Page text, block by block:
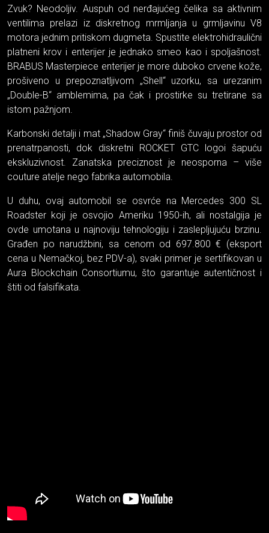
Zvuk? Neodoljiv. Auspuh od nerđajućeg čelika sa aktivnim
ventilima prelazi iz diskretnog mrmljanja u grmljavinu V8
motora jednim pritiskom dugmeta. Spustite elektrohidraulični
platneni krov i enterijer je jednako smeo kao i spoljašnost.
BRABUS Masterpiece enterijer je more duboko crvene kože,
prošiveno u prepoznatljivom „Shell“ uzorku, sa urezanim
„Double-B“ amblemima, pa čak i prostirke su tretirane sa
istom pažnjom.
Karbonski detalji i mat „Shadow Gray“ finiš čuvaju prostor od
prenatrpanosti, dok diskretni ROCKET GTC logoi šapuću
ekskluzivnost. Zanatska preciznost je neosporna – više
couture atelje nego fabrika automobila.
U duhu, ovaj automobil se osvrće na Mercedes 300 SL
Roadster koji je osvojio Ameriku 1950-ih, ali nostalgija je
ovde umotana u najnoviju tehnologiju i zaslepljujuću brzinu.
Građen po narudžbini, sa cenom od 697.800 € (eksport
cena u Nemačkoj, bez PDV-a), svaki primer je sertifikovan u
Aura Blockchain Consortiumu, što garantuje autentičnost i
štiti od falsifikata.